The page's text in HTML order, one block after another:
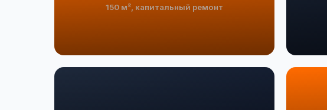
150 м², капитальный ремонт